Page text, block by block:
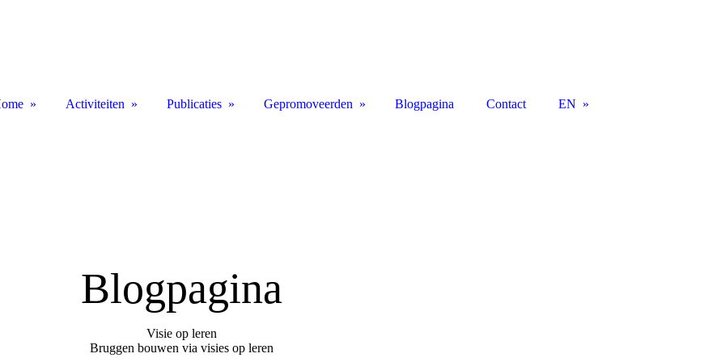
Blogpagina
Visie op leren
Bruggen bouwen via visies op leren
Activiteiten Publicaties Gepromoveerden Blogpagina Contact EN